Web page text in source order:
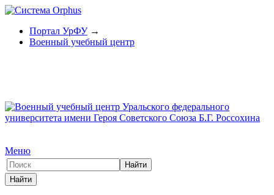
Портал УрФУ→
Военный учебный центр
Меню